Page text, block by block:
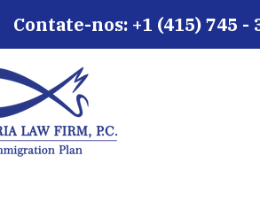
Contate-nos: +1 (415) 745 -